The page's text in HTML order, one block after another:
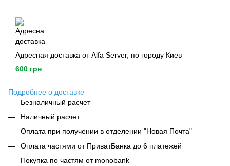
Адресная доставка от Alfa Server, по городу Киев
600 грн
Подробнее о доставке
Безналичный расчет
Наличный расчет
Оплата при получении в отделении "Новая Почта"
Оплата частями от ПриватБанка до 6 платежей
Покупка по частям от monobank